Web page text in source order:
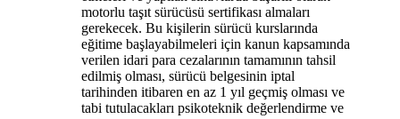
motorlu taşıt sürücüsü sertifikası almaları
gerekecek. Bu kişilerin sürücü kurslarında
eğitime başlayabilmeleri için kanun kapsamında
verilen idari para cezalarının tamamının tahsil
edilmiş olması, sürücü belgesinin iptal
tarihinden itibaren en az 1 yıl geçmiş olması ve
tabi tutulacakları psikoteknik değerlendirme ve